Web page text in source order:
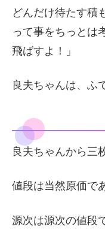
どんだけ待たす積
って事をちっとは
飛ばすよ！」
良夫ちゃんは、ふ
良夫ちゃんから三
値段は当然原価で
源次は源次の値段